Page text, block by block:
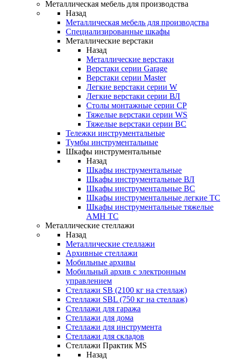
Металлическая мебель для производства
Назад
Металлическая мебель для производства
Cпециализированные шкафы
Металлические верстаки
Назад
Металлические верстаки
Верстаки серии Garage
Верстаки серии Master
Легкие верстаки серии W
Легкие верстаки серии ВЛ
Столы монтажные серии СР
Тяжелые верстаки серии WS
Тяжелые верстаки серии ВС
Тележки инструментальные
Тумбы инструментальные
Шкафы инструментальные
Назад
Шкафы инструментальные
Шкафы инструментальные ВЛ
Шкафы инструментальные ВС
Шкафы инструментальные легкие ТС
Шкафы инструментальные тяжелые
AMH TC
Металлические стеллажи
Назад
Металлические стеллажи
Архивные стеллажи
Мобильные архивы
Мобильный архив с электронным
управлением
Стеллажи SB (2100 кг на стеллаж)
Стеллажи SBL (750 кг на стеллаж)
Стеллажи для гаража
Стеллажи для дома
Стеллажи для инструмента
Стеллажи для складов
Стеллажи Практик MS
Назад